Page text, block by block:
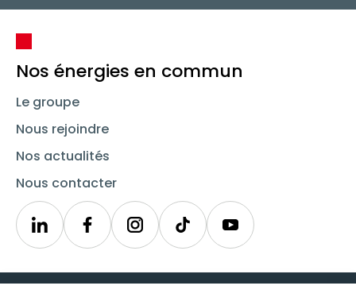
Nos énergies en commun
Le groupe
Nous rejoindre
Nos actualités
Nous contacter
LinkedinSynergieInstagramTikTok Youtube